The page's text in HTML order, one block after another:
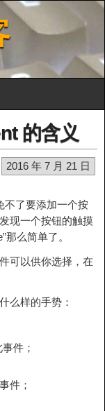
的含义
2016 年 7 月 21 日
不了要添加一个按
现一个按钮的触摸
那么简单了。
可以供你选择，在
么样的手势：
件；
件；